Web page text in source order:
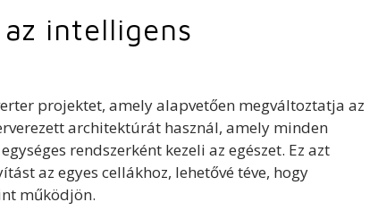
intelligens
projektet, amely alapvetően megváltoztatja az
architektúrát használ, amely minden
rendszerként kezeli az egészet. Ez azt
az egyes cellákhoz, lehetővé téve, hogy
működjön.